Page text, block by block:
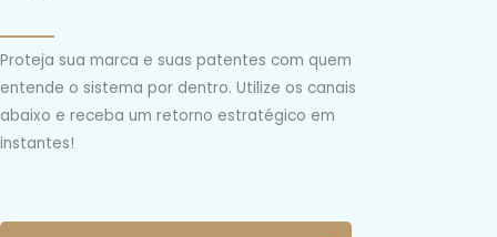
Proteja sua marca e suas patentes com quem
entende o sistema por dentro. Utilize os canais
abaixo e receba um retorno estratégico em
instantes!